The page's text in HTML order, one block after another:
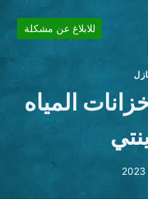
للابلاغ عن مشكلة
المياه